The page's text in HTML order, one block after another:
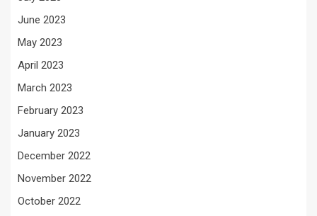
June 2023
May 2023
April 2023
March 2023
February 2023
January 2023
December 2022
November 2022
October 2022